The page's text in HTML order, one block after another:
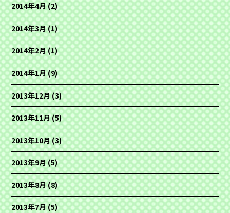
2014年4月(2)
2014年3月(1)
2014年2月(1)
2014年1月(9)
2013年12月(3)
2013年11月(5)
2013年10月(3)
2013年9月(5)
2013年8月(8)
2013年7月(5)